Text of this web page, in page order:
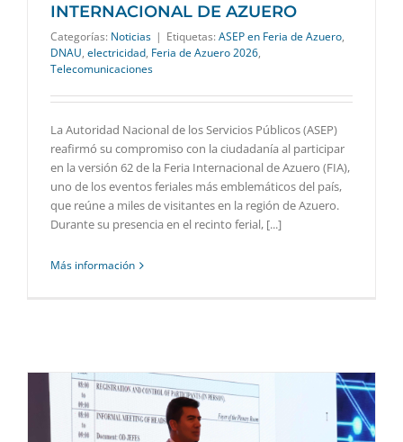
INTERNACIONAL DE AZUERO
Categorías: Noticias | Etiquetas: ASEP en Feria de Azuero,
DNAU, electricidad, Feria de Azuero 2026,
Telecomunicaciones
La Autoridad Nacional de los Servicios Públicos (ASEP)
reafirmó su compromiso con la ciudadanía al participar
en la versión 62 de la Feria Internacional de Azuero (FIA),
uno de los eventos feriales más emblemáticos del país,
que reúne a miles de visitantes en la región de Azuero.
Durante su presencia en el recinto ferial, [...]
Más información